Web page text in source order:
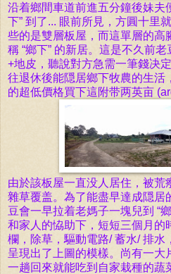
沿着鄉間車道前進五分鐘後妹夫
下” 到了... 眼前所見，方圓十里
些的是雙層板屋，而這單層的高
稱 “鄉下” 的新居。這是不久前老
+地皮，聽說對方急需一筆錢决
往退休後能隠居鄉下牧農的生活
的超低價格買下這附带两英亩
由於該板屋一直没人居住，被荒
雜草覆盖。為了能盡早達成隠居
豆會一早拉着老媽子一塊兒到 “
和家人的恊助下，短短三個月的
欄，除草，驅動電路/ 蓄水/ 排水
呈現出了上圖的模樣。尚有一大
一趟回來就能吃到自家栽種的蔬